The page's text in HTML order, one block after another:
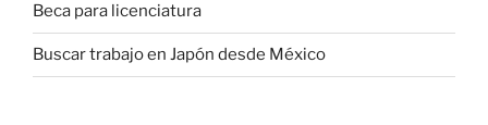
Beca para licenciatura
Buscar trabajo en Japón desde México